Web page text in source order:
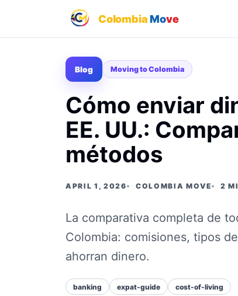
ColombiaMove
Blog Moving to Colombia
Cómo enviar
EE. UU.:
métodos
APRIL 1, 2026 COLOMBIA MOVE 2
La comparativa completa de
Colombia: comisiones, tipos
ahorran dinero.
banking expat-guide cost-of-living